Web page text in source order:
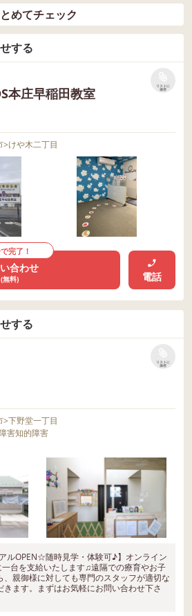
めてチェック
する
本庄早稲田教室
リストに
保存
>けや木二丁目
完了！
合わせ
(無料) 電話
する
リストに
保存
>下野堂一丁目
害知的障害
ルOPEN☆随時見学・体験可♪】オンライン
台を支給いたします♫遠隔での療育やお子
親御様に対しても専門のスタッフが適切な
ます。まずはお気軽にお問い合わせ下さ